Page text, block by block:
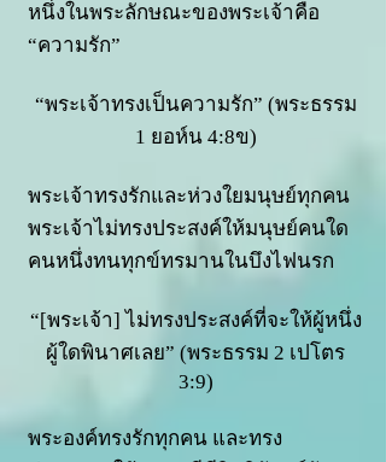
หนึ่งในพระลักษณะของพระเจ้าคือ
“ความรัก”
“พระเจ้าทรงเป็นความรัก” (พระธรรม
1 ยอห์น 4:8ข)
พระเจ้าทรงรักและห่วงใยมนุษย์ทุกคน
พระเจ้าไม่ทรงประสงค์ให้มนุษย์คนใด
คนหนึ่งทนทุกข์ทรมานในบึงไฟนรก
“[พระเจ้า] ไม่ทรงประสงค์ที่จะให้ผู้หนึ่ง
ผู้ใดพินาศเลย” (พระธรรม 2 เปโตร
3:9)
พระองค์ทรงรักทุกคน และทรง